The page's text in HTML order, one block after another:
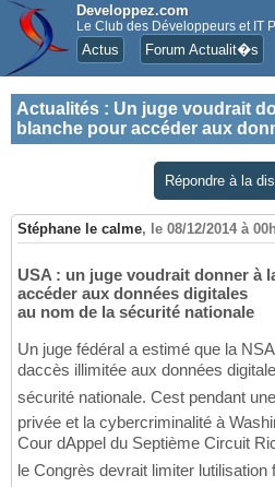
Developpez.com
Le Club des Développeurs et IT
Actus Forum Actualit�s
Actualités : Un juge voudrait
blanche pour accéder aux
Répondre à la
Stéphane le calme, le 08/12/2014 à
USA : un juge voudrait donner à
accéder aux données digitales
au nom de la sécurité nationale
Un juge fédéral a estimé que la
daccès illimitée aux données
sécurité nationale. Cest pendant
privée et la cybercriminalité à
Cour dAppel du Septième Circuit
le Congrès devrait limiter